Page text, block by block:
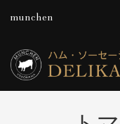
munchen